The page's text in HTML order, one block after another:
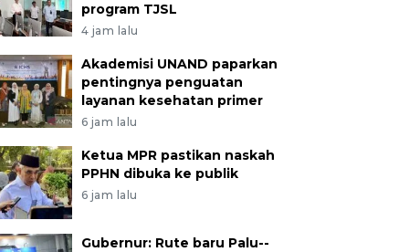
program TJSL
4 jam lalu
Akademisi UNAND paparkan
pentingnya penguatan
layanan kesehatan primer
6 jam lalu
Ketua MPR pastikan naskah
PPHN dibuka ke publik
6 jam lalu
Gubernur: Rute baru Palu--